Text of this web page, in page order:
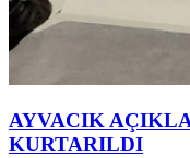
AYVACIK
KURTARILDI